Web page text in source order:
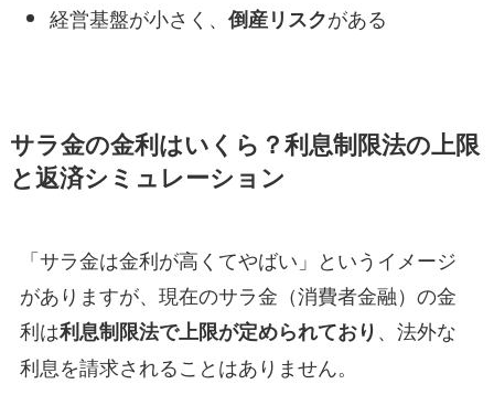
経営基盤が小さく、 倒産リスクがある
サラ金の金利はいくら？利息制限法の上限
と返済シミュレーション
「サラ金は金利が高くてやばい」というイメージ
がありますが、現在のサラ金（消費者金融）の金
利は利息制限法で上限が定められており、法外な
利息を請求されることはありません。